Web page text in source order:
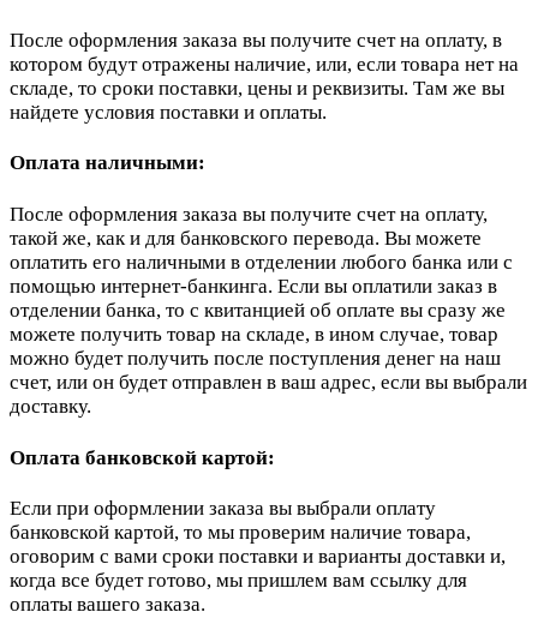
После оформления заказа вы получите счет на оплату, в
котором будут отражены наличие, или, если товара нет на
складе, то сроки поставки, цены и реквизиты. Там же вы
найдете условия поставки и оплаты.
Оплата наличными:
После оформления заказа вы получите счет на оплату,
такой же, как и для банковского перевода. Вы можете
оплатить его наличными в отделении любого банка или с
помощью интернет-банкинга. Если вы оплатили заказ в
отделении банка, то с квитанцией об оплате вы сразу же
можете получить товар на складе, в ином случае, товар
можно будет получить после поступления денег на наш
счет, или он будет отправлен в ваш адрес, если вы выбрали
доставку.
Оплата банковской картой:
Если при оформлении заказа вы выбрали оплату
банковской картой, то мы проверим наличие товара,
оговорим с вами сроки поставки и варианты доставки и,
когда все будет готово, мы пришлем вам ссылку для
оплаты вашего заказа.